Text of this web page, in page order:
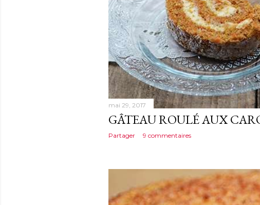
mai 29, 2017
GÂTEAU ROULÉ AUX
Partager 9 commentaires